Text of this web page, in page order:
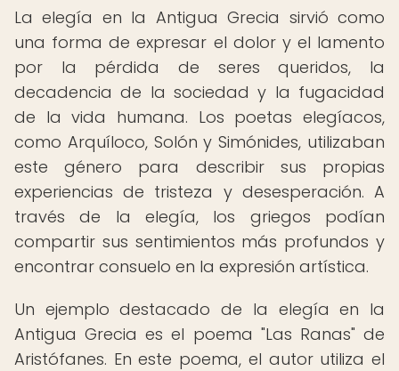
La elegía en la Antigua Grecia sirvió como
una forma de expresar el dolor y el lamento
por la pérdida de seres queridos, la
decadencia de la sociedad y la fugacidad
de la vida humana. Los poetas elegíacos,
como Arquíloco, Solón y Simónides, utilizaban
este género para describir sus propias
experiencias de tristeza y desesperación. A
través de la elegía, los griegos podían
compartir sus sentimientos más profundos y
encontrar consuelo en la expresión artística.
Un ejemplo destacado de la elegía en la
Antigua Grecia es el poema "Las Ranas" de
Aristófanes. En este poema, el autor utiliza el